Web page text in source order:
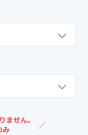
ません。
み
／